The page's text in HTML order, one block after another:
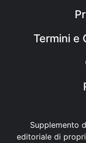
Termini e
Supplemento
editoriale di